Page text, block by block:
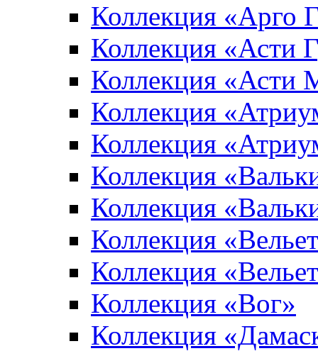
Коллекция «Арго
Коллекция «Асти
Коллекция «Асти
Коллекция
Коллекция
Коллекция
Коллекция
Коллекция
Коллекция
Коллекция «Вог»
Коллекция